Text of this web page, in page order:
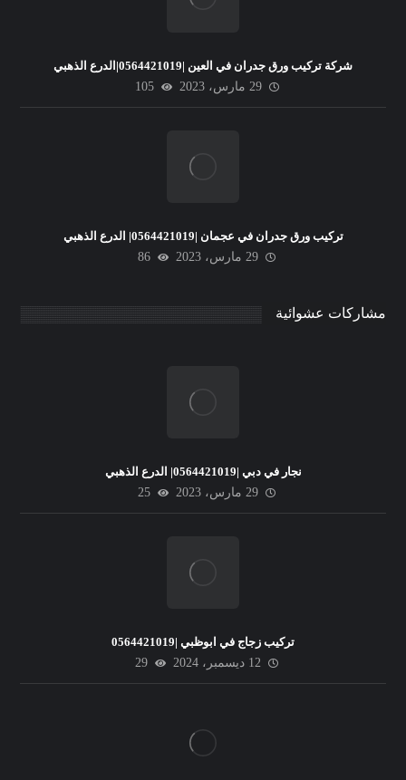
شركة تركيب ورق جدران في العين |0564421019|الدرع الذهبي
29 مارس، 2023
105
تركيب ورق جدران في عجمان |0564421019| الدرع الذهبي
29 مارس، 2023
86
مشاركات عشوائية
نجار في دبي |0564421019| الدرع الذهبي
29 مارس، 2023
25
تركيب زجاج في ابوظبي |0564421019
12 ديسمبر، 2024
29